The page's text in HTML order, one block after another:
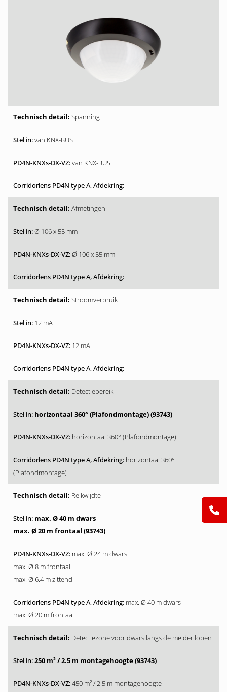
Spanning
van KNX-BUS
van KNX-BUS
Afmetingen
Ø 106 x 55 mm
Ø 106 x 55 mm
Stroomverbruik
12 mA
12 mA
Detectiebereik
horizontaal 360° (Plafondmontage) (93743)
horizontaal 360° (Plafondmontage)
horizontaal 360°
(Plafondmontage)
Reikwijdte
max. Ø 40 m dwars
max. Ø 20 m frontaal (93743)
max. Ø 24 m dwars
max. Ø 8 m frontaal
max. Ø 6.4 m zittend
max. Ø 40 m dwars
max. Ø 20 m frontaal
Detectiezone voor dwars langs de melder lopen
250 m² / 2.5 m montagehoogte (93743)
450 m² / 2.5 m montagehoogte